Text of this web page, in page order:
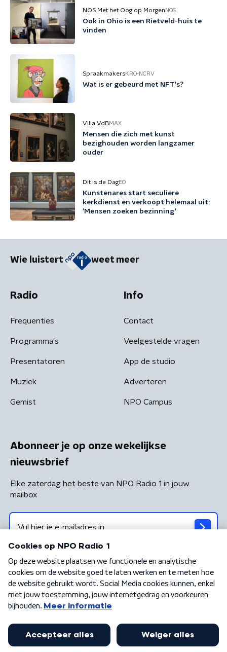
NOS Met het Oog op Morgen NOS
Ook in Ohio is een Rietveld-huis te
vinden
SpraakmakersKRO-NCRV
Wat is er gebeurd met NFT's?
Villa VdBMAX
Mensen die zich met kunst
bezighouden worden langzamer
ouder
Dit is de DagEO
Kunstenares start seculiere
kerkdienst en verkoopt helemaal uit:
'Mensen zoeken bezinning'
Wie luistert weet meer
Radio
Frequenties
Programma's
Presentatoren
Muziek
Gemist
Info
Contact
Veelgestelde vragen
App de studio
Adverteren
NPO Campus
Abonneer je op onze wekelijkse
nieuwsbrief
Elke zaterdag het beste van NPO Radio 1 in jouw
mailbox
Algemene voorwaarden